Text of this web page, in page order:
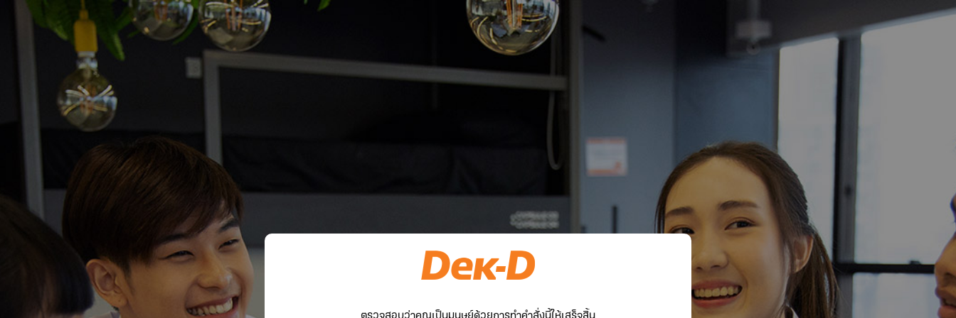
ตรวจสอบว่าคุณเป็นมนุษย์ด้วยการทำคำสั่งนี้ให้เสร็จสิ้น